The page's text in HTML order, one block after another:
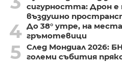
сигурността: Дрон е
въздушно
4 До 38° утре, на
гръмотевици
5 След Мондиал 2026:
големи събития